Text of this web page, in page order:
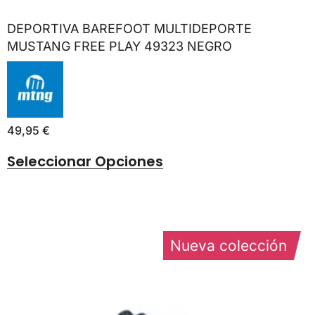
DEPORTIVA BAREFOOT MULTIDEPORTE
MUSTANG FREE PLAY 49323 NEGRO
49,95 €
Seleccionar Opciones
Nueva colección